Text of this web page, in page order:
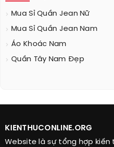
Mua Sỉ Quần Jean Nữ
Mua Sỉ Quần Jean Nam
Áo Khoác Nam
Quần Tây Nam Đẹp
KIENTHUCONLINE.ORG
Website là sự tổng hợp kiến